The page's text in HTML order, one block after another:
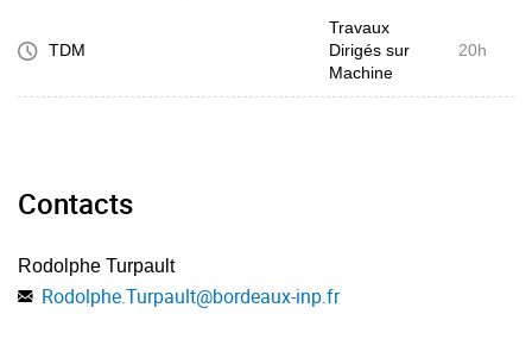
TDM
Travaux
Dirigés sur
Machine
20h
Contacts
Rodolphe Turpault
Rodolphe.Turpault@bordeaux-inp.fr